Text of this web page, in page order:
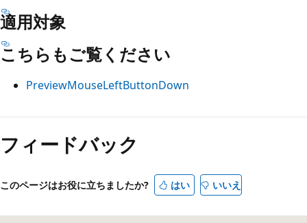
適用対象
こちらもご覧ください
PreviewMouseLeftButtonDown
フィードバック
このページはお役に立ちましたか? はい いいえ